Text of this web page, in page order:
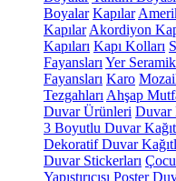
Boyalar Kapılar
Kapılar Akordiyon
Kapıları Kapı Kolları
Fayansları Yer
Fayansları Karo
Tezgahları Ahşap
Duvar Ürünleri Duvar
3 Boyutlu Duvar
Dekoratif Duvar
Duvar Stickerları
Yapıştırıcısı Poster